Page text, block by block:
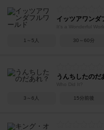
イッツアワンダ
1～5人 30～60分
うんちしたのだ
Who Did It?
3～6人 15分前後